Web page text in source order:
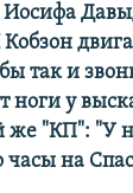
так и
ноги у
же "КП": "У
часы на